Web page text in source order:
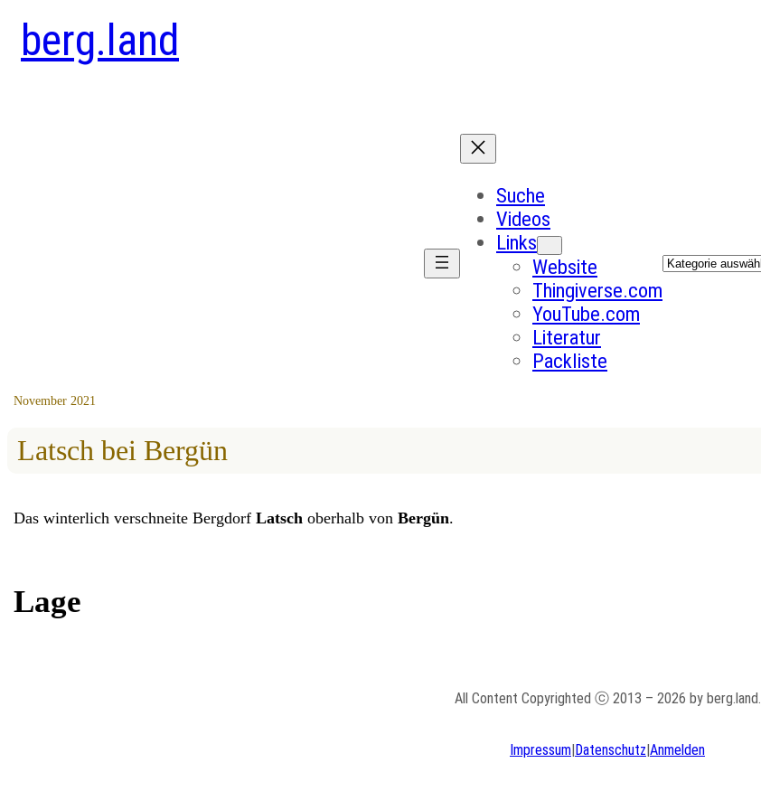
berg.land
Suche
Videos
Links
Website
Thingiverse.com
YouTube.com
Literatur
Packliste
Kategorien
November 2021
Latsch bei Bergün
Das winterlich verschneite BergdorfLatsch oberhalb vonBergün.
Lage
All Content Copyrighted ⓒ 2013 – 2026 by berg.land.
Impressum|Datenschutz|Anmelden